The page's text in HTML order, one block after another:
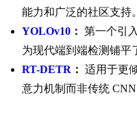
能力和广泛的社区支持。
YOLOv10 ： 第一个引
为现代端到端检测铺平
RT-DETR ： 适用于更
意力机制而非传统 CNN